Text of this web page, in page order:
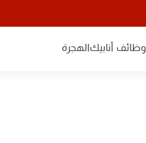
وظائف أنابيكالهجرة